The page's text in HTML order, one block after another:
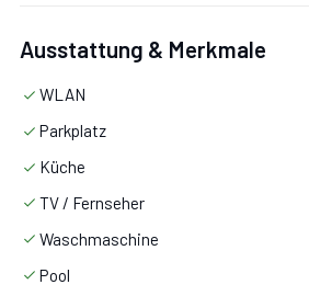
Ausstattung & Merkmale
WLAN
Parkplatz
Küche
TV / Fernseher
Waschmaschine
Pool